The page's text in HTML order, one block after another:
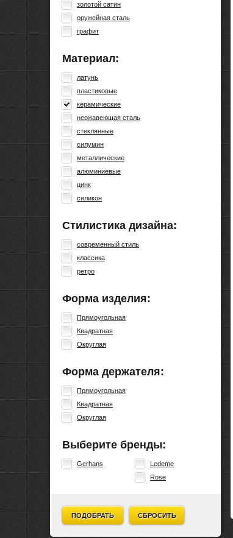
золотой сатин
оружейная сталь
графит
Материал:
латунь
пластиковые
керамические
нержавеющая сталь
стеклянные
силумин
металлические
алюминиевые
цинк
силикон
Стилистика дизайна:
современный стиль
классика
ретро
Форма изделия:
Прямоугольная
Квадратная
Округлая
Форма держателя:
Прямоугольная
Квадратная
Округлая
Выберите бренды:
Gerhans
Ledeme
Rose
ПОДОБРАТЬ СБРОСИТЬ